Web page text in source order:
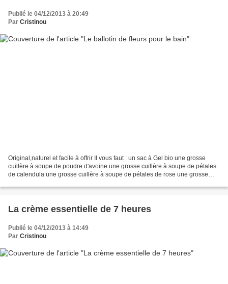
Publié le 04/12/2013 à 20:49
Par Cristinou
Original,naturel et facile à offrir Il vous faut : un sac à Gel bio une grosse
cuillère à soupe de poudre d'avoine une grosse cuillère à soupe de pétales
de calendula une grosse cuillère à soupe de pétales de rose une grosse
La crème essentielle de 7 heures
Publié le 04/12/2013 à 14:49
Par Cristinou